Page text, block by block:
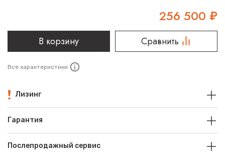
256 500 ₽
В корзину Сравнить
Все характеристики
Лизинг
Гарантия
Послепродажный сервис